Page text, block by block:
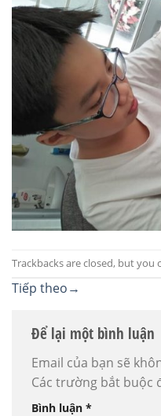
Trackbacks are closed, but you
Tiếp theo→
Để lại một bình luận
Email của bạn sẽ
Các trường bắt buộc
Bình luận *